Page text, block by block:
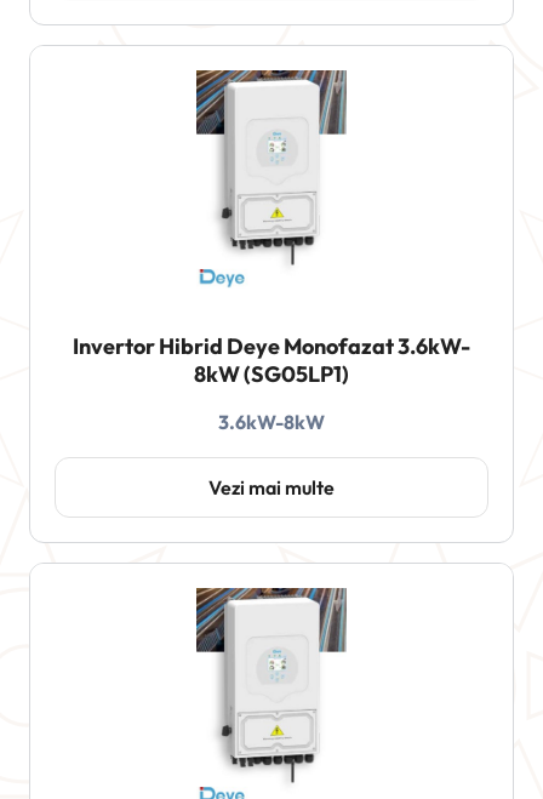
Invertor Hibrid Deye Monofazat 3.6kW-
8kW (SG05LP1)
3.6kW-8kW
Vezi mai multe